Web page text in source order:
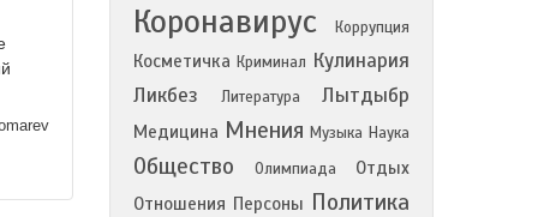
Коронавирус Коррупция
Косметичка Криминал Кулинария
Ликбез
Литература Лытдыбр
Медицина Мнения Музыка Наука
Общество Олимпиада
Отдых
Отношения Персоны Политика